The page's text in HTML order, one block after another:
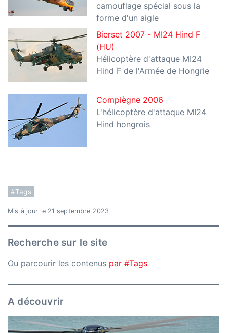
camouflage spécial sous la
forme d'un aigle
Bierset 2007 - MI24 Hind F
(HU)
Hélicoptère d'attaque MI24
Hind F de l'Armée de Hongrie
Compiègne 2006
L'hélicoptère d'attaque MI24
Hind hongrois
#Tags
Mis à jour le 21 septembre 2023
Recherche sur le site
Ou parcourir les contenus par #Tags
A découvrir